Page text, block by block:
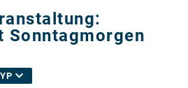
Sonntagmorgen